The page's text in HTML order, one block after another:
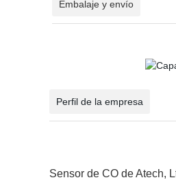
Embalaje y envío
Perfil de la empresa
Sensor de CO de Atech,